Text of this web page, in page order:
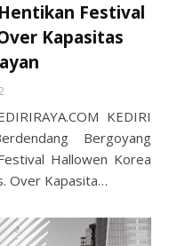
Festival
Kapasitas
KEDIRI
Bergoyang
Hallowen Korea
Over Kapasita…